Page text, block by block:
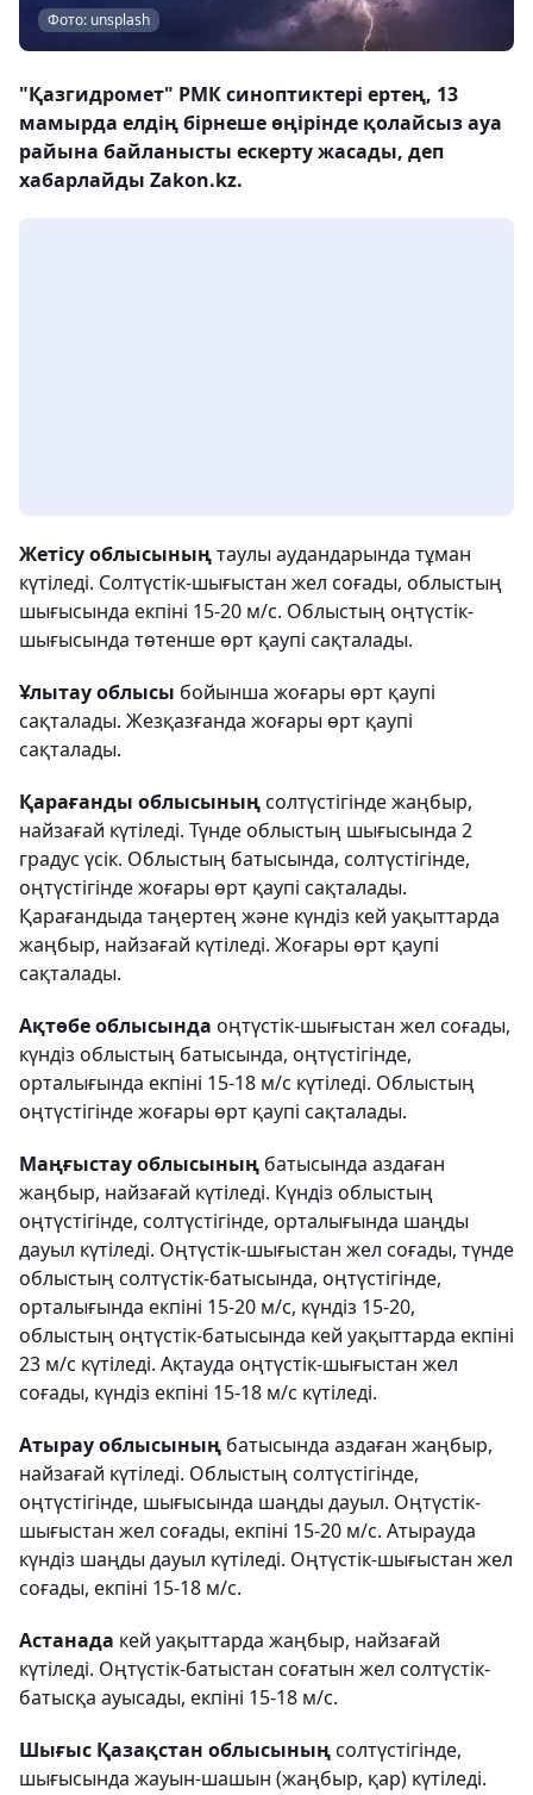
Фото: unsplash
"Қазгидромет" РМК синоптиктері ертең, 13
мамырда елдің бірнеше өңірінде қолайсыз ауа
райына байланысты ескерту жасады, деп
хабарлайды Zakon.kz.
Жетісу облысыныңтаулы аудандарында тұман
күтіледі. Солтүстік-шығыстан жел соғады, облыстың
шығысында екпіні 15-20 м/с. Облыстың оңтүстік-
шығысында төтенше өрт қаупі сақталады.
Ұлытау облысы бойынша жоғары өрт қаупі
сақталады. Жезқазғанда жоғары өрт қаупі
сақталады.
Қарағанды облысыныңсолтүстігінде жаңбыр,
найзағай күтіледі. Түнде облыстың шығысында 2
градус үсік. Облыстың батысында, солтүстігінде,
оңтүстігінде жоғары өрт қаупі сақталады.
Қарағандыда таңертең және күндіз кей уақыттарда
жаңбыр, найзағай күтіледі. Жоғары өрт қаупі
сақталады.
Ақтөбе облысында оңтүстік-шығыстан жел соғады,
күндіз облыстың батысында, оңтүстігінде,
орталығында екпіні 15-18 м/с күтіледі. Облыстың
оңтүстігінде жоғары өрт қаупі сақталады.
Маңғыстау облысының батысында аздаған
жаңбыр, найзағай күтіледі. Күндіз облыстың
оңтүстігінде, солтүстігінде, орталығында шаңды
дауыл күтіледі. Оңтүстік-шығыстан жел соғады, түнде
облыстың солтүстік-батысында, оңтүстігінде,
орталығында екпіні 15-20 м/с, күндіз 15-20,
облыстың оңтүстік-батысында кей уақыттарда екпіні
23 м/с күтіледі. Ақтауда оңтүстік-шығыстан жел
соғады, күндіз екпіні 15-18 м/с күтіледі.
Атырау облысының батысында аздаған жаңбыр,
найзағай күтіледі. Облыстың солтүстігінде,
оңтүстігінде, шығысында шаңды дауыл. Оңтүстік-
шығыстан жел соғады, екпіні 15-20 м/с. Атырауда
күндіз шаңды дауыл күтіледі. Оңтүстік-шығыстан жел
соғады, екпіні 15-18 м/с.
Астанада кей уақыттарда жаңбыр, найзағай
күтіледі. Оңтүстік-батыстан соғатын жел солтүстік-
батысқа ауысады, екпіні 15-18 м/с.
Шығыс Қазақстан облысыныңсолтүстігінде,
шығысында жауын-шашын (жаңбыр, қар) күтіледі.